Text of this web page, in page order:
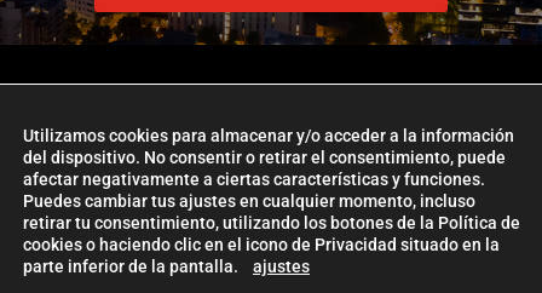
www.etlglobaladd.com
Copyright 2024 © ETL GLOBAL ADD
La Firma ETL Global|Política de Cookies|Aviso Legal |Política de
Privacidad| ManagementETL Global Digital
Utilizamos cookies para almacenar y/o acceder a la información
del dispositivo. No consentir o retirar el consentimiento, puede
afectar negativamente a ciertas características y funciones.
Puedes cambiar tus ajustes en cualquier momento, incluso
retirar tu consentimiento, utilizando los botones de la Política de
cookies o haciendo clic en el icono de Privacidad situado en la
parte inferior de la pantalla. ajustes